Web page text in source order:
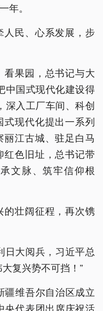
年。
民、心系发展，步
果园，总书记与大
中国式现代化建设得
深入工厂车间、科创
现代化提出一系列
江古城、驻足白马
色旧址，总书记带
文脉、筑牢信仰根
壮阔征程，再次镌
大阅兵，习近平总
复兴势不可挡！”
维吾尔自治区成立
央代表团出席庆祝活